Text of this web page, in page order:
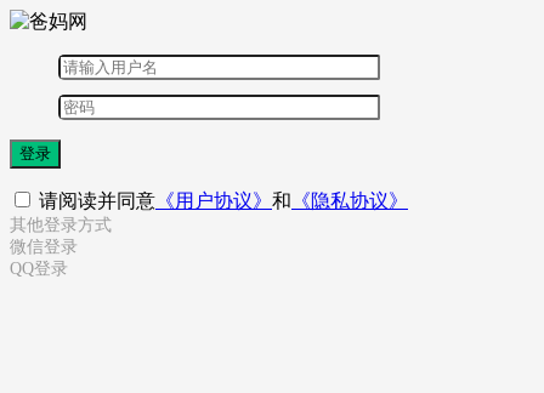
登录
请阅读并同意 《用户协议》 和 《隐私协议》
其他登录方式
微信登录
QQ登录